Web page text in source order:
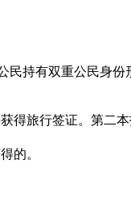
持有双重公民身
得旅行签证。第二
的。